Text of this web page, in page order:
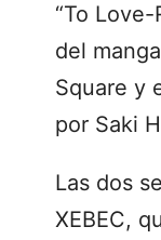
“To
del
Square y
por Saki
Las dos
XEBEC,